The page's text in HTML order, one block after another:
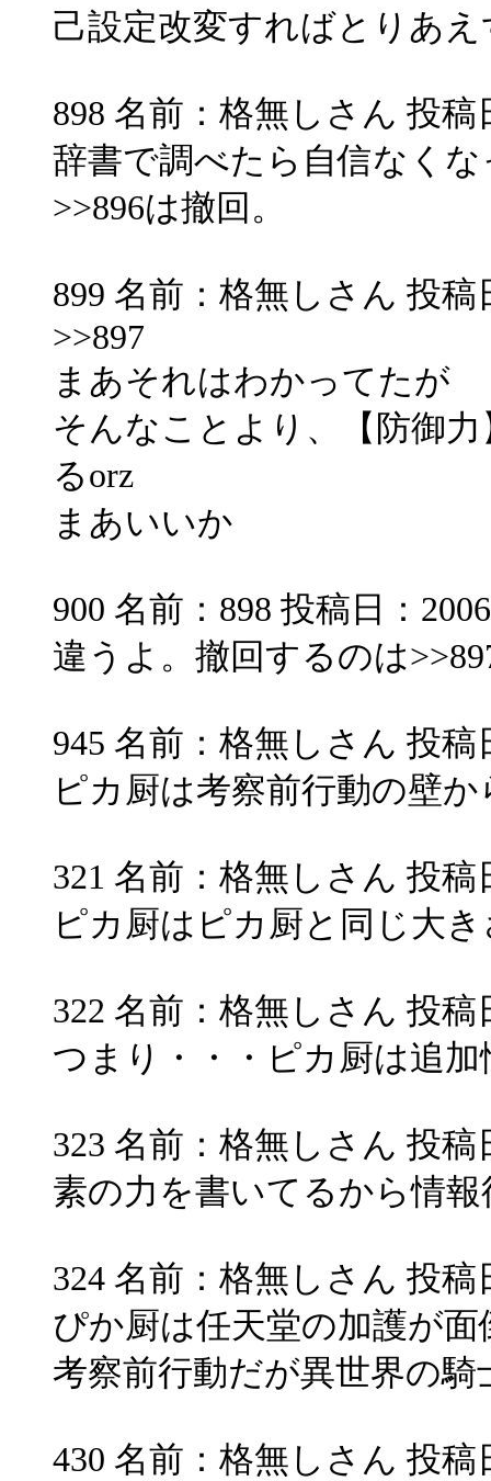
己設定改変すればとりあ
898 名前：格無しさん 投稿
辞書で調べたら自信なく
>>896は撤回。
899 名前：格無しさん 投稿
>>897
まあそれはわかってたが
そんなことより、【防御
るorz
まあいいか
900 名前：898 投稿日：
違うよ。撤回するのは
945 名前：格無しさん 投稿
ピカ厨は考察前行動の壁
321 名前：格無しさん 投稿
ピカ厨はピカ厨と同じ大
322 名前：格無しさん 投稿
つまり・・・ピカ厨は追
323 名前：格無しさん 投稿
素の力を書いてるから情
324 名前：格無しさん 投稿
ぴか厨は任天堂の加護が面
考察前行動だが異世界の
430 名前：格無しさん 投稿